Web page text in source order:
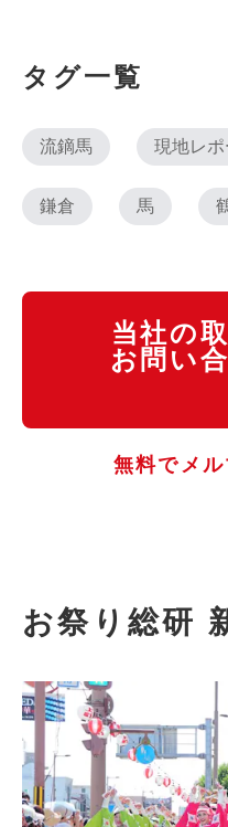
タグ一覧
流鏑馬 現地レポ
鎌倉 馬
当社の
お問い
無料でメ
お祭り総研